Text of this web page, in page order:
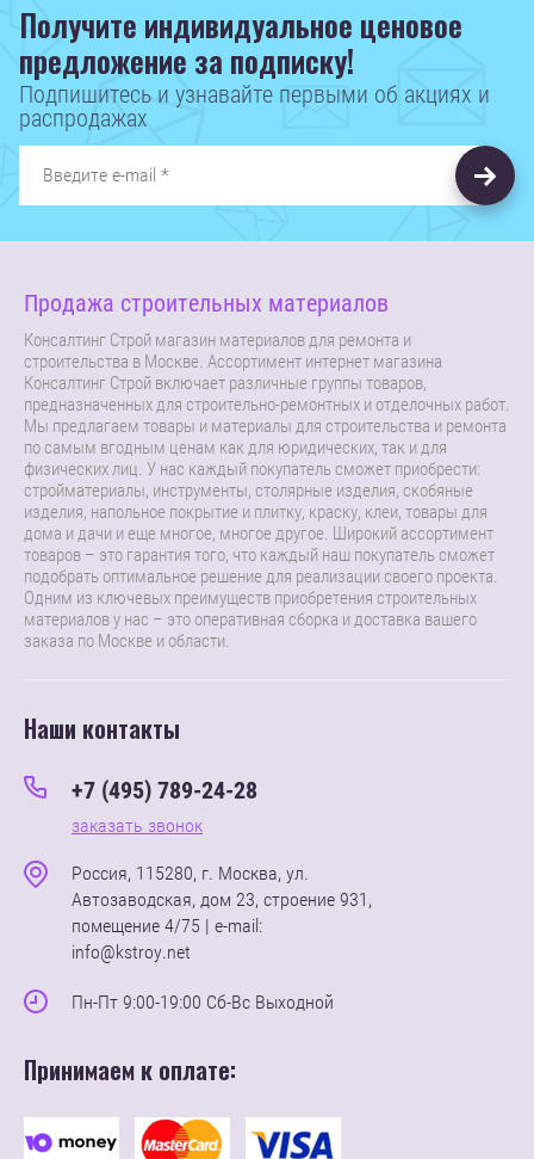
Получите индивидуальное ценовое
предложение за подписку!
Подпишитесь и узнавайте первыми об акциях и
распродажах
Продажа строительных материалов
Консалтинг Строй магазин материалов для ремонта и
строительства в Москве. Ассортимент интернет магазина
Консалтинг Строй включает различные группы товаров,
предназначенных для строительно-ремонтных и отделочных работ.
Мы предлагаем товары и материалы для строительства и ремонта
по самым вгодным ценам как для юридических, так и для
физических лиц. У нас каждый покупатель сможет приобрести:
стройматериалы, инструменты, столярные изделия, скобяные
изделия, напольное покрытие и плитку, краску, клеи, товары для
дома и дачи и еще многое, многое другое. Широкий ассортимент
товаров – это гарантия того, что каждый наш покупатель сможет
подобрать оптимальное решение для реализации своего проекта.
Одним из ключевых преимуществ приобретения строительных
материалов у нас – это оперативная сборка и доставка вашего
заказа по Москве и области.
Наши контакты
+7 (495) 789-24-28
заказать звонок
Россия, 115280, г. Москва, ул.
Автозаводская, дом 23, строение 931,
помещение 4/75 | e-mail:
info@kstroy.net
Пн-Пт 9:00-19:00 Сб-Вс Выходной
Принимаем к оплате: